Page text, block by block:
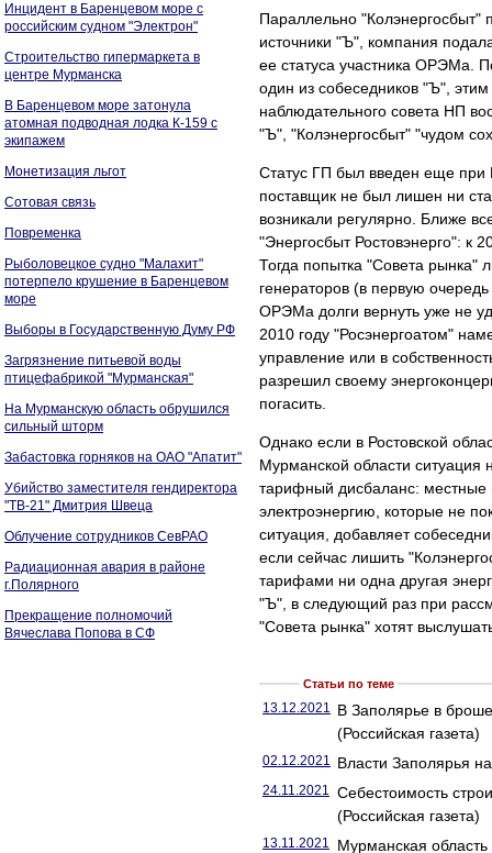
Инцидент в Баренцевом море с
российским судном "Электрон"
Строительство гипермаркета в
центре Мурманска
В Баренцевом море затонула
атомная подводная лодка К-159 с
экипажем
Монетизация льгот
Сотовая связь
Повременка
Рыболовецкое судно "Малахит"
потерпело крушение в Баренцевом
море
Выборы в Государственную Думу РФ
Загрязнение питьевой воды
птицефабрикой "Мурманская"
На Мурманскую область обрушился
сильный шторм
Забастовка горняков на ОАО "Апатит"
Убийство заместителя гендиректора
"ТВ-21" Дмитрия Швеца
Облучение сотрудников СевРАО
Радиационная авария в районе
г.Полярного
Прекращение полномочий
Вячеслава Попова в СФ
Параллельно "Колэнергосбыт"
источники "Ъ", компания
ее статуса участника ОРЭМа.
один из собеседников "Ъ",
наблюдательного совета НП
"Ъ", "Колэнергосбыт" "чудом
Статус ГП был введен еще
поставщик не был лишен ни
возникали регулярно. Ближе
"Энергосбыт Ростовэнерго": к
Тогда попытка "Совета рынка"
генераторов (в первую
ОРЭМа долги вернуть уже не
2010 году "Росэнергоатом"
управление или в
разрешил своему
погасить.
Однако если в Ростовской
Мурманской области ситуация
тарифный дисбаланс: местные
электроэнергию, которые не
ситуация, добавляет
если сейчас лишить
тарифами ни одна другая
"Ъ", в следующий раз при
"Совета рынка" хотят
Статьи по теме
13.12.2021 В Заполярье в
(Российская газета)
02.12.2021 Власти Заполярья
24.11.2021 Себестоимость
(Российская газета)
13.11.2021 Мурманская